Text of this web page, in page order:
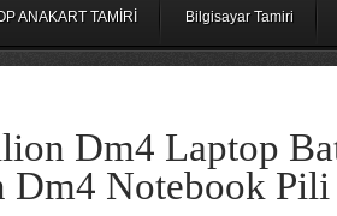
ANAKART TAMİRİ Bilgisayar Tamiri
Dm4 Laptop
Dm4 Notebook Pili